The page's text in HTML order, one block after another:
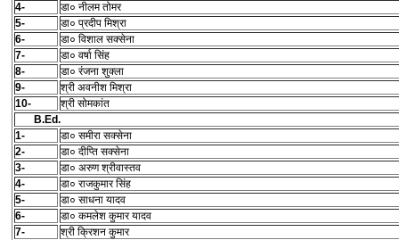
4-
डा० नीलम तोमर
5-
डा० प्रदीप मिश्रा
6-
डा० विशाल सक्सेना
7-
डा० वर्षा सिंह
8-
डा० रंजना शुक्ला
9-
श्री अवनीश मिश्रा
10-
श्री सोमकांत
B.Ed.
1-
डा० समीरा सक्सेना
2-
डा० दीप्ति सक्सेना
3-
डा० अरुण श्रीवास्तव
4-
डा० राजकुमार सिंह
5-
डा० साधना यादव
6-
डा० कमलेश कुमार यादव
7-
श्री क्रिशन कुमार